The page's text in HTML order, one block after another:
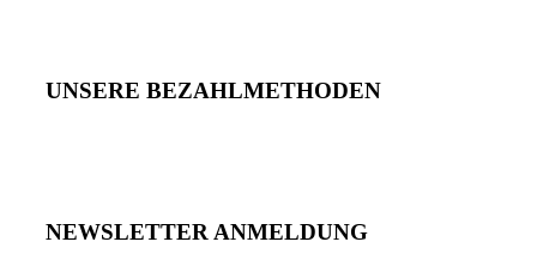
UNSERE BEZAHLMETHODEN
NEWSLETTER ANMELDUNG